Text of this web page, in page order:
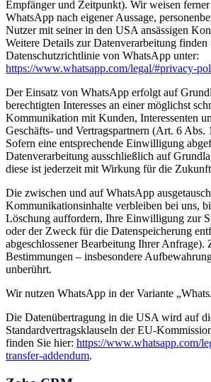
Empfänger und Zeitpunkt). Wir weisen
WhatsApp nach eigener Aussage,
Nutzer mit seiner in den USA ansässigen
Weitere Details zur Datenverarbeitung finden
Datenschutzrichtlinie von WhatsApp unter:
https://www.whatsapp.com/legal/#privacy-
Der Einsatz von WhatsApp erfolgt auf
berechtigten Interesses an einer möglichst
Kommunikation mit Kunden, Interessenten
Geschäfts- und Vertragspartnern (Art. 6
Sofern eine entsprechende Einwilligung
Datenverarbeitung ausschließlich auf
diese ist jederzeit mit Wirkung für die
Die zwischen und auf WhatsApp
Kommunikationsinhalte verbleiben bei uns,
Löschung auffordern, Ihre Einwilligung zur
oder der Zweck für die Datenspeicherung
abgeschlossener Bearbeitung Ihrer Anfrage).
Bestimmungen – insbesondere
unberührt.
Wir nutzen WhatsApp in der Variante
Die Datenübertragung in die USA wird auf
Standardvertragsklauseln der EU-
finden Sie hier: https://www.whatsapp.com/
transfer-addendum.